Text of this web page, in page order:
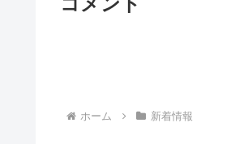
ホーム 新着情報